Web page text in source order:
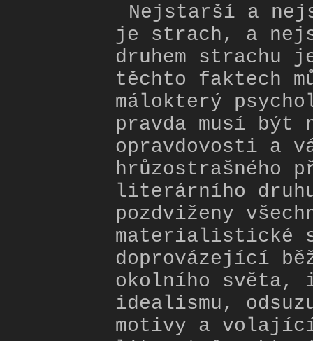
Nejstarší a
je strach, a
druhem strachu
těchto faktech
málokterý
pravda musí být
opravdovosti a
hrůzostrašného
literárního
pozdviženy
materialistické
doprovázející
okolního světa,
idealismu,
motivy a